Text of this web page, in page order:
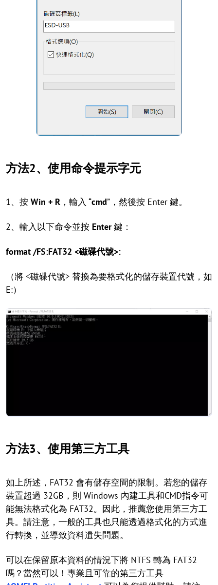
方法2、使用命令提示字元
1、按 Win + R ，輸入 “cmd”，然後按 Enter 鍵。
2、輸入以下命令並按 Enter鍵：
format /FS:FAT32 <磁碟代號>:
（將 <磁碟代號> 替換為要格式化的儲存裝置代號，如
E:）
方法3、使用第三方工具
如上所述，FAT32 會有儲存空間的限制。若您的儲存
裝置超過 32GB，則 Windows 內建工具和CMD指令可
能無法格式化為 FAT32。因此，推薦您使用第三方工
具。請注意，一般的工具也只能透過格式化的方式進
行轉換，並導致資料遺失問題。
可以在保留原本資料的情況下將 NTFS 轉為 FAT32
嗎？當然可以！專業且可靠的第三方工具